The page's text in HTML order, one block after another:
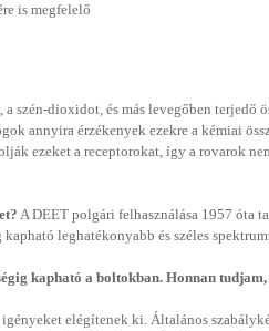
is megfelelő
szén-dioxidot, és más levegőben terjedő
annyira érzékenyek ezekre a kémiai
ezeket a receptorokat, így a rovarok
A DEET polgári felhasználása 1957 óta
leghatékonyabb és széles
kapható a boltokban. Honnan
elégítenek ki. Általános